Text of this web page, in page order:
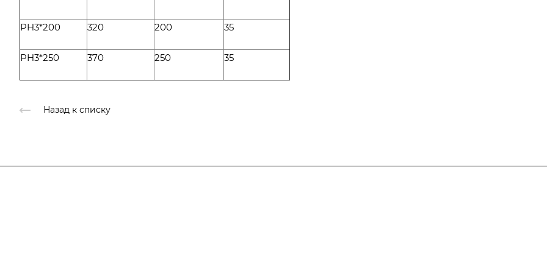
PH3*200 320 200 35
PH3*250 370 250 35
Назад к списку